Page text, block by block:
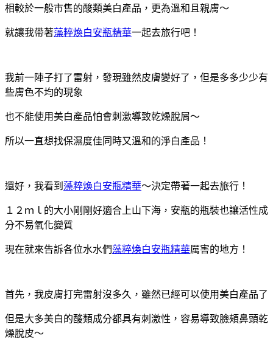
相較於一般市售的酸類美白產品，更為溫和且親膚～
就讓我帶著藻粹煥白安瓶精華一起去旅行吧！
我前一陣子打了雷射，發現雖然皮膚變好了，但是多多少少有
些膚色不均的現象
也不能使用美白產品怕會刺激導致乾燥脫屑～
所以一直想找保濕度佳同時又溫和的淨白產品！
還好，我看到 藻粹煥白安瓶精華～決定帶著一起去旅行！
１２ｍｌ的大小剛剛好適合上山下海，安瓶的瓶裝也讓活性成
分不易氧化變質
現在就來告訴各位水水們藻粹煥白安瓶精華厲害的地方！
首先，我皮膚打完雷射沒多久，雖然已經可以使用美白產品了
但是大多美白的酸類成分都具有刺激性，容易導致臉頰鼻頭乾
燥脫皮～